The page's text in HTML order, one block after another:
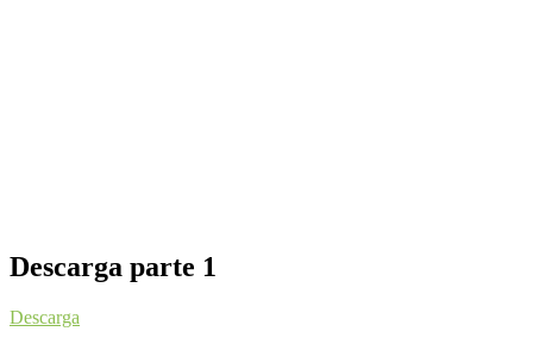
Descarga parte 1
Descarga